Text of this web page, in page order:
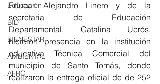
Educación
BID
BIENESTAR
AMBIENTAL
AFRO
Educar, Alejandro Linero y de la
secretaria de Educación
Departamental, Catalina Ucrós,
hicieron presencia en la institución
educativa Técnica Comercial del
municipio de Santo Tomás, donde
realizaron la entrega oficial de de 252